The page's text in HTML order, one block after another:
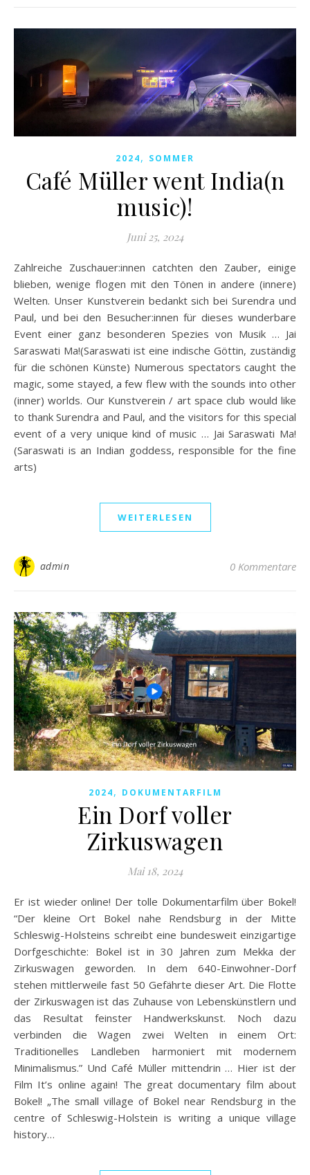
2024, SOMMER
Café Müller went India(n
music)!
Juni 25, 2024
Zahlreiche Zuschauer:innen catchten den Zauber, einige
blieben, wenige flogen mit den Tönen in andere (innere)
Welten. Unser Kunstverein bedankt sich bei Surendra und
Paul, und bei den Besucher:innen für dieses wunderbare
Event einer ganz besonderen Spezies von Musik … Jai
Saraswati Ma!(Saraswati ist eine indische Göttin, zuständig
für die schönen Künste) Numerous spectators caught the
magic, some stayed, a few flew with the sounds into other
(inner) worlds. Our Kunstverein / art space club would like
to thank Surendra and Paul, and the visitors for this special
event of a very unique kind of music … Jai Saraswati Ma!
(Saraswati is an Indian goddess, responsible for the fine
arts)
WEITERLESEN
admin 0 Kommentare
2024, DOKUMENTARFILM
Ein Dorf voller
Zirkuswagen
Mai 18, 2024
Er ist wieder online! Der tolle Dokumentarfilm über Bokel!
“Der kleine Ort Bokel nahe Rendsburg in der Mitte
Schleswig-Holsteins schreibt eine bundesweit einzigartige
Dorfgeschichte: Bokel ist in 30 Jahren zum Mekka der
Zirkuswagen geworden. In dem 640-Einwohner-Dorf
stehen mittlerweile fast 50 Gefährte dieser Art. Die Flotte
der Zirkuswagen ist das Zuhause von Lebenskünstlern und
das Resultat feinster Handwerkskunst. Noch dazu
verbinden die Wagen zwei Welten in einem Ort:
Traditionelles Landleben harmoniert mit modernem
Minimalismus.” Und Café Müller mittendrin … Hier ist der
Film It’s online again! The great documentary film about
Bokel! „The small village of Bokel near Rendsburg in the
centre of Schleswig-Holstein is writing a unique village
history…